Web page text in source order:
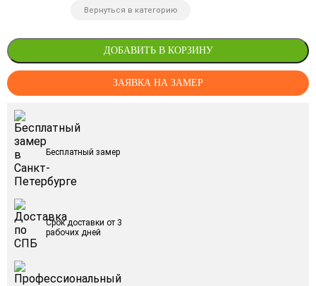
Вернуться в категорию
ДОБАВИТЬ В КОРЗИНУ
ЗАЯВКА НА ЗАМЕР
Бесплатный замер
Срок доставки от 3
рабочих дней